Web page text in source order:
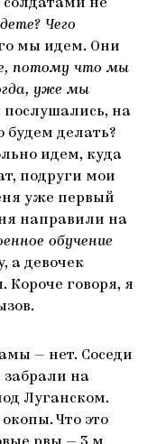
не
Чего
мы идем. Они
потому что мы
уже мы
на
будем делать?
идем, куда
подруги мои
уже первый
направили на
обучение
а девочек
говоря, я
— нет. Соседи
забрали на
Луганском.
Что это